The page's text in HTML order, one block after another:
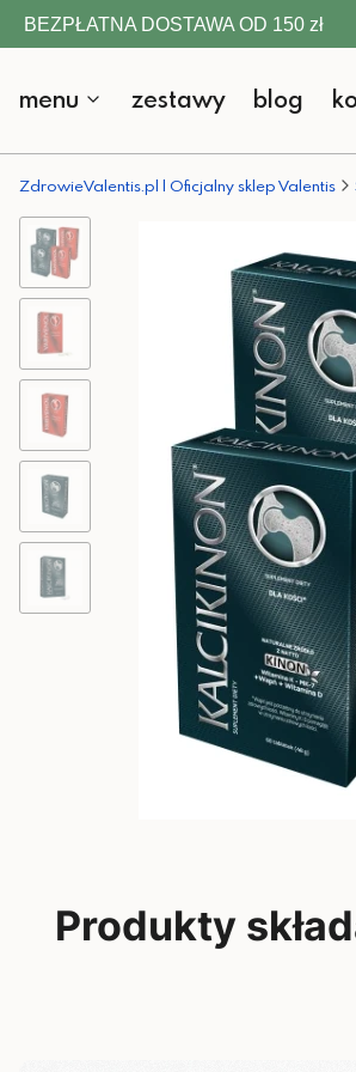
BEZPŁATNA DOSTAWA OD 150 zł
menu zestawy blog
ZdrowieValentis.pl | Oficjalny sklep Valentis
Produkty